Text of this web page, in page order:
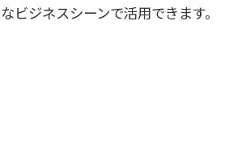
ビジネスシーンで活用できます。